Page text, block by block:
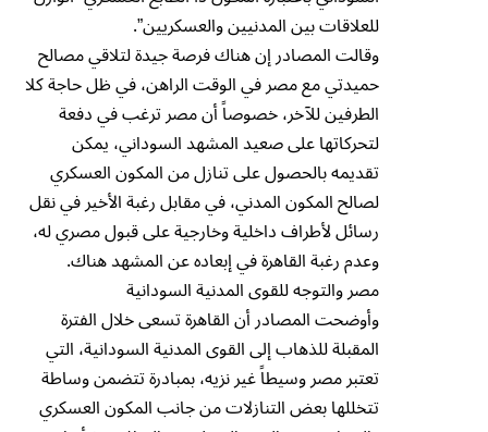
للعلاقات بين المدنيين والعسكريين”.
وقالت المصادر إن هناك فرصة جيدة لتلاقي مصالح
حميدتي مع مصر في الوقت الراهن، في ظل حاجة كلا
الطرفين للآخر، خصوصاً أن مصر ترغب في دفعة
لتحركاتها على صعيد المشهد السوداني، يمكن
تقديمه بالحصول على تنازل من المكون العسكري
لصالح المكون المدني، في مقابل رغبة الأخير في نقل
رسائل لأطراف داخلية وخارجية على قبول مصري له،
وعدم رغبة القاهرة في إبعاده عن المشهد هناك.
مصر والتوجه للقوى المدنية السودانية
وأوضحت المصادر أن القاهرة تسعى خلال الفترة
المقبلة للذهاب إلى القوى المدنية السودانية، التي
تعتبر مصر وسيطاً غير نزيه، بمبادرة تتضمن وساطة
تتخللها بعض التنازلات من جانب المكون العسكري